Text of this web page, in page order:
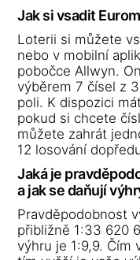
Jak si vsadit
Loterii si můžete
nebo v mobilní
pobočce Allwyn.
výběrem 7 čísel z
poli. K dispozici
pokud si chcete
můžete zahrát
12 losování
Jaká je
a jak se daňují
Pravděpodobnost
přibližně 1:33 620
výhru je 1:9,9. Čím